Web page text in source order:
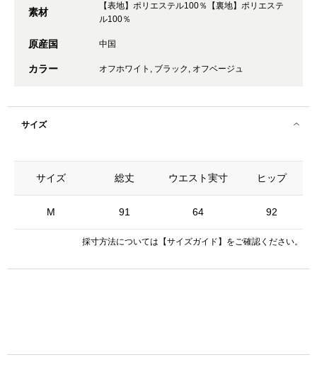
素材
【表地】ポリエステル100％【裏地】ポリエステ
ル100％
原産国 中国
カラー オフホワイト, ブラック, オフベージュ
サイズ
サイズ
M
総丈 ウエスト実寸 ヒップ
91 64 92
採寸方法については 【サイズガイド】 をご確認ください。